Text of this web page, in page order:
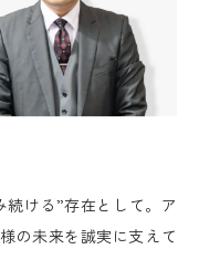
ける”存在として。ア
の未来を誠実に支えて